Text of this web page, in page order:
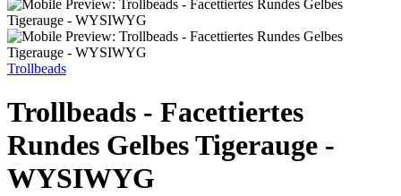
Trollbeads
Trollbeads - Facettiertes
Rundes Gelbes Tigerauge -
WYSIWYG